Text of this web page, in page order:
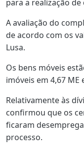
para a realização
A avaliação do
de acordo com os
Lusa.
Os bens móveis
imóveis em 4,67
Relativamente às
confirmou que os
ficaram
processo.